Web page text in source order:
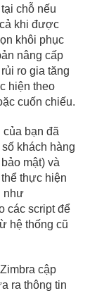
chỗ nếu
khi được
khôi phục
nâng cấp
ro gia tăng
hiện theo
cuốn chiếu.
của bạn đã
khách hàng
mật) và
thực hiện
như
các script để
hệ thống cũ
cập
ra thông tin